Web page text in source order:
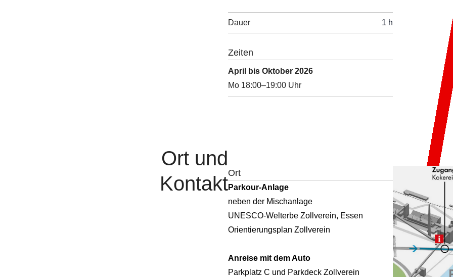
Dauer 1 h
Zeiten
April bis Oktober 2026
Mo 18:00–19:00 Uhr
Ort und
KontaktOrt
Parkour-Anlage
neben der Mischanlage
UNESCO-Welterbe Zollverein, Essen
Orientierungsplan Zollverein
Anreise mit dem Auto
Parkplatz C und Parkdeck Zollverein